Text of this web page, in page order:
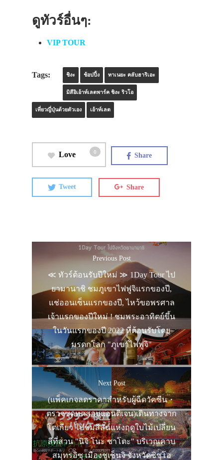
ดูทัวร์อื่นๆ:
VIP TOUR
Tags: ชิงะ ช้อปปิ้ง ทาเนยะ คลับฮาริเอะ
มิสึอิเอ้าท์เลตพาร์ค ชิงะ ริวโอ
เที่ยวญี่ปุ่นด้วยตัวเอง เอ้าท์เลต
Love 0 Share
Tweet Share
Previous Post
≪ ทัวร์ต้อนรับปีใหม่ ≫ 1Day Tour ไป
ยามานาชิ ชมภูเขาไฟฟูจิแรกของปี,
แช่ออนเซ็นแรกของปี, ไหว้ขอพรศาล
เจ้าแรกของปีใหม่ ! ชมพระอาทิตย์ขึ้น
ในวันแรกของปี 2022 ที่ต้อนรับโดย
มรดกโลก "ภูเขาไฟฟูจิ"
Next Post
(แพ็คเกจลดราคาสำหรับผู้ฉีดวัคซีน・
ตรวจชุดทดสอบแอนติเจน)เดินทางจาก
โตเกียว ไปชมสีสันแห่งฤดูใบไม้เปลี่ยน
สีที่สวน "นิจิ โนะ ซาโตะ" บริเวณคาบ
สมุทรอิซุ เมืองชูเซ็นจิ จังหวัดชิซุโอ